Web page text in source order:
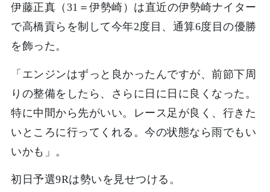
伊藤正真（31＝伊勢崎）は直近の伊勢崎ナイター
で高橋貢らを制して今年2度目、通算6度目の優勝
を飾った。
「エンジンはずっと良かったんですが、前節下周
りの整備をしたら、さらに日に日に良くなった。
特に中間から先がいい。レース足が良く、行きた
いところに行ってくれる。今の状態なら雨でもい
いかも」。
初日予選9Rは勢いを見せつける。